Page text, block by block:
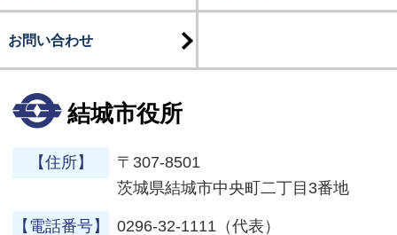
お問い合わせ
結城市役所
【住所】
〒307-8501
茨城県結城市中央町二丁目3番地
【電話番号】 0296-32-1111（代表）